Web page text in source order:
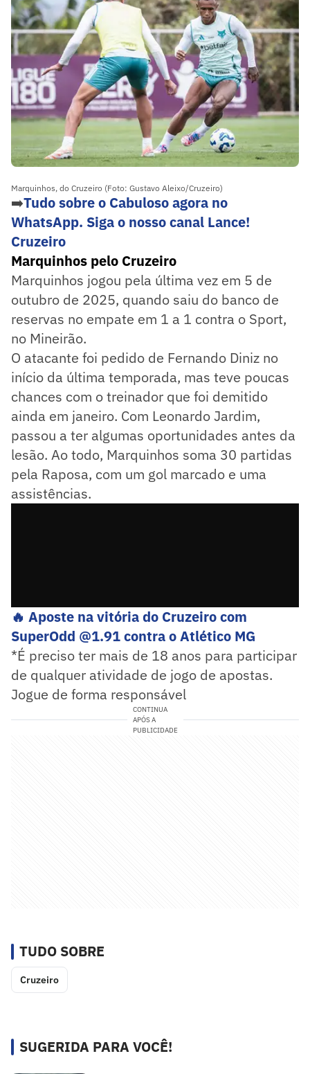
Marquinhos, do Cruzeiro (Foto: Gustavo Aleixo/Cruzeiro)
➡️Tudo sobre o Cabuloso agora no
WhatsApp. Siga o nosso canal Lance!
Cruzeiro
Marquinhos pelo Cruzeiro
Marquinhos jogou pela última vez em 5 de
outubro de 2025, quando saiu do banco de
reservas no empate em 1 a 1 contra o Sport,
no Mineirão.
O atacante foi pedido de Fernando Diniz no
início da última temporada, mas teve poucas
chances com o treinador que foi demitido
ainda em janeiro. Com Leonardo Jardim,
passou a ter algumas oportunidades antes da
lesão. Ao todo, Marquinhos soma 30 partidas
pela Raposa, com um gol marcado e uma
assistências.
🔥 Aposte na vitória do Cruzeiro com
SuperOdd @1.91 contra o Atlético MG
*É preciso ter mais de 18 anos para participar
de qualquer atividade de jogo de apostas.
Jogue de forma responsável
CONTINUA
APÓS A
PUBLICIDADE
TUDO SOBRE
Cruzeiro
SUGERIDA PARA VOCÊ!